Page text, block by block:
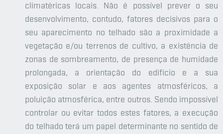
climatéricas locais. Não é possível prever o seu
desenvolvimento, contudo, fatores decisivos para o
seu aparecimento no telhado são a proximidade a
vegetação e/ou terrenos de cultivo, a existência de
zonas de sombreamento, de presença de humidade
prolongada, a orientação do edifício e a sua
exposição solar e aos agentes atmosféricos, a
poluição atmosférica, entre outros. Sendo impossível
controlar ou evitar todos estes fatores, a execução
do telhado terá um papel determinante no sentido de